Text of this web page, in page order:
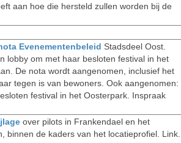
aan hoe die hersteld zullen worden bij de
Evenementenbeleid Stadsdeel Oost.
lobby om met haar besloten festival in het
De nota wordt aangenomen, inclusief het
tegen is van bewoners. Ook aangenomen:
festival in het Oosterpark. Inspraak
over pilots in Frankendael en het
de kaders van het locatieprofiel. Link.